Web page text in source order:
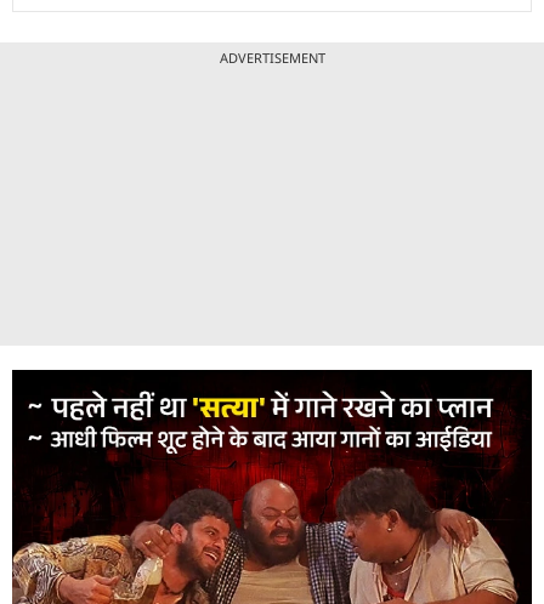
ADVERTISEMENT